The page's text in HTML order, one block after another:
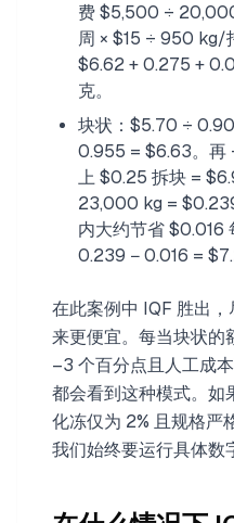
费 $5,500 ÷
周 × $15 ÷ 950 kg/
$6.62 + 0.275 +
克。
块状：$5.70 ÷
0.955 = $6.63。再
上 $0.25 拆块 =
23,000 kg =
内大约节省 $0.016
0.239 − 0.016 =
在此案例中 IQF 胜出
来更便宜。每当块状的
–3 个百分点且人工成
都会看到这种模式。如
化冻仅为 2% 且规格严
我们始终要运行具体数